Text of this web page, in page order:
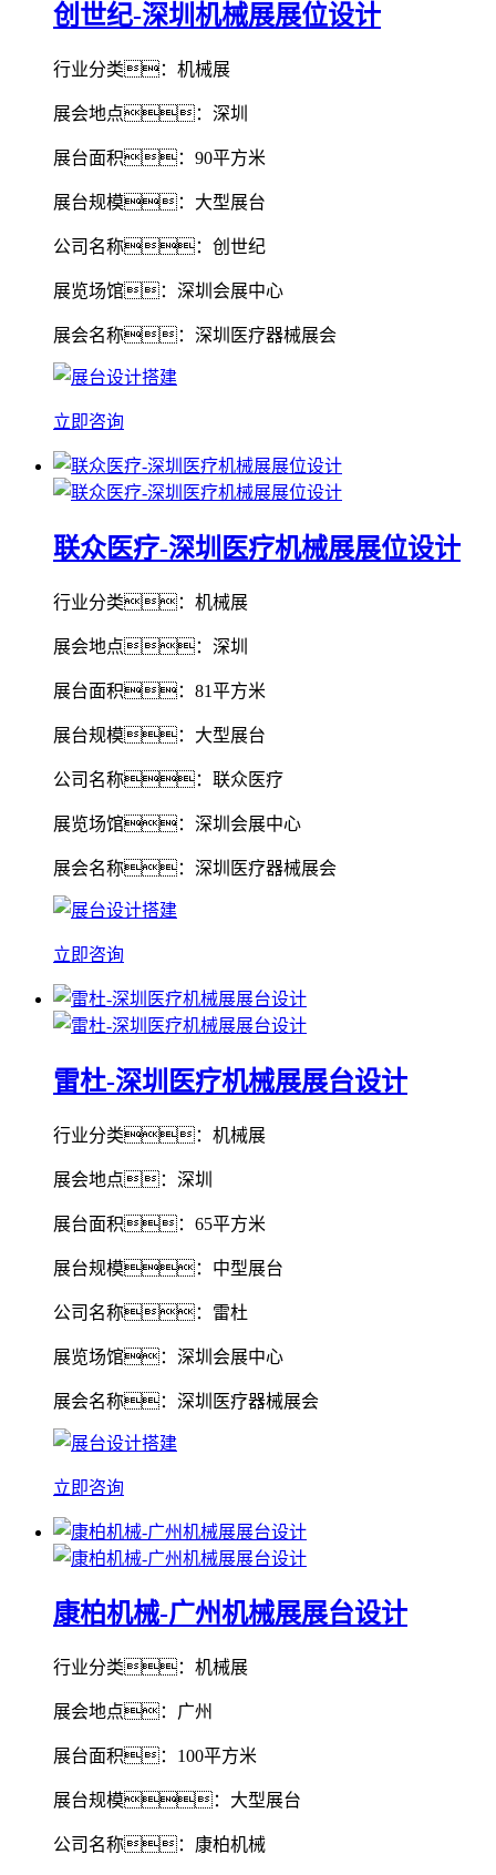
创世纪-深圳机械展展位设计
行业分类：机械展
展会地点：深圳
展台面积：90平方米
展台规模：大型展台
公司名称：创世纪
展览场馆：深圳会展中心
展会名称：深圳医疗器械展会
立即咨询
联众医疗-深圳医疗机械展展位设计
行业分类：机械展
展会地点：深圳
展台面积：81平方米
展台规模：大型展台
公司名称：联众医疗
展览场馆：深圳会展中心
展会名称：深圳医疗器械展会
立即咨询
雷杜-深圳医疗机械展展台设计
行业分类：机械展
展会地点：深圳
展台面积：65平方米
展台规模：中型展台
公司名称：雷杜
展览场馆：深圳会展中心
展会名称：深圳医疗器械展会
立即咨询
康柏机械-广州机械展展台设计
行业分类：机械展
展会地点：广州
展台面积：100平方米
展台规模：大型展台
公司名称：康柏机械